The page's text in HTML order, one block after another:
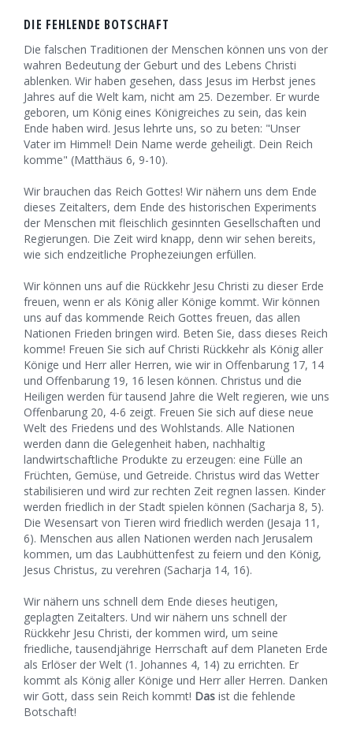
DIE FEHLENDE BOTSCHAFT
Die falschen Traditionen der Menschen können uns von der
wahren Bedeutung der Geburt und des Lebens Christi
ablenken. Wir haben gesehen, dass Jesus im Herbst jenes
Jahres auf die Welt kam, nicht am 25. Dezember. Er wurde
geboren, um König eines Königreiches zu sein, das kein
Ende haben wird. Jesus lehrte uns, so zu beten: "Unser
Vater im Himmel! Dein Name werde geheiligt. Dein Reich
komme" (Matthäus 6, 9-10).
Wir brauchen das Reich Gottes! Wir nähern uns dem Ende
dieses Zeitalters, dem Ende des historischen Experiments
der Menschen mit fleischlich gesinnten Gesellschaften und
Regierungen. Die Zeit wird knapp, denn wir sehen bereits,
wie sich endzeitliche Prophezeiungen erfüllen.
Wir können uns auf die Rückkehr Jesu Christi zu dieser Erde
freuen, wenn er als König aller Könige kommt. Wir können
uns auf das kommende Reich Gottes freuen, das allen
Nationen Frieden bringen wird. Beten Sie, dass dieses Reich
komme! Freuen Sie sich auf Christi Rückkehr als König aller
Könige und Herr aller Herren, wie wir in Offenbarung 17, 14
und Offenbarung 19, 16 lesen können. Christus und die
Heiligen werden für tausend Jahre die Welt regieren, wie uns
Offenbarung 20, 4-6 zeigt. Freuen Sie sich auf diese neue
Welt des Friedens und des Wohlstands. Alle Nationen
werden dann die Gelegenheit haben, nachhaltig
landwirtschaftliche Produkte zu erzeugen: eine Fülle an
Früchten, Gemüse, und Getreide. Christus wird das Wetter
stabilisieren und wird zur rechten Zeit regnen lassen. Kinder
werden friedlich in der Stadt spielen können (Sacharja 8, 5).
Die Wesensart von Tieren wird friedlich werden (Jesaja 11,
6). Menschen aus allen Nationen werden nach Jerusalem
kommen, um das Laubhüttenfest zu feiern und den König,
Jesus Christus, zu verehren (Sacharja 14, 16).
Wir nähern uns schnell dem Ende dieses heutigen,
geplagten Zeitalters. Und wir nähern uns schnell der
Rückkehr Jesu Christi, der kommen wird, um seine
friedliche, tausendjährige Herrschaft auf dem Planeten Erde
als Erlöser der Welt (1. Johannes 4, 14) zu errichten. Er
kommt als König aller Könige und Herr aller Herren. Danken
wir Gott, dass sein Reich kommt! Das ist die fehlende
Botschaft!